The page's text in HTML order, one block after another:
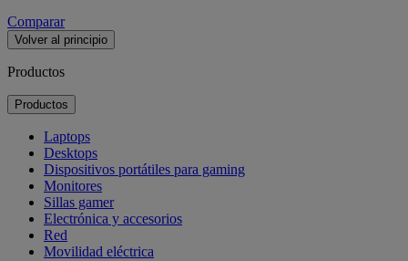
Comparar
Volver al principio
Productos
Productos
Laptops
Desktops
Dispositivos portátiles para gaming
Monitores
Sillas gamer
Electrónica y accesorios
Red
Movilidad eléctrica